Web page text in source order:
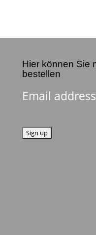
Hier können Sie
bestellen
Email